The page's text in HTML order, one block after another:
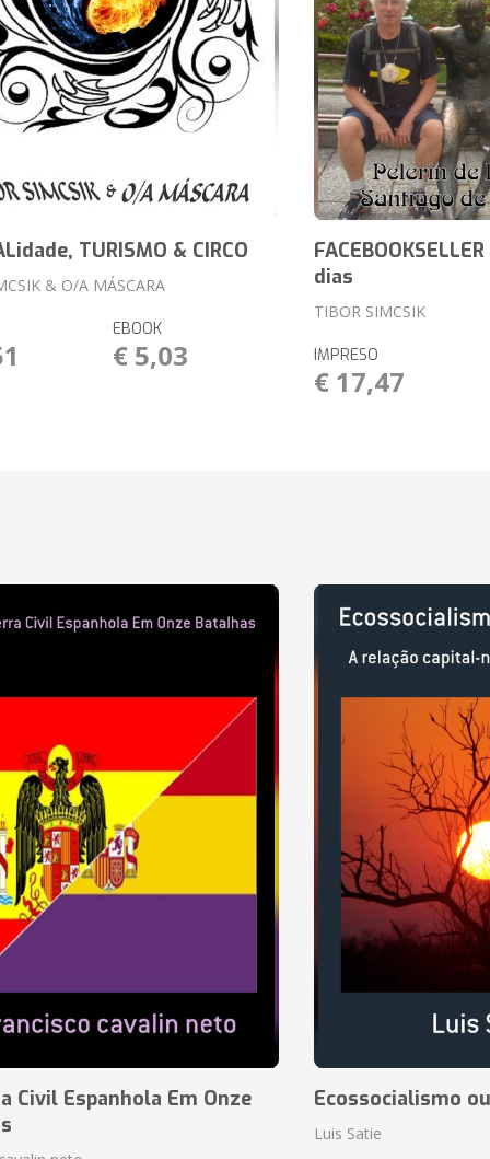
TURISMO & CIRCO
& O/A MÁSCARA
EBOOK
€ 5,03
dias
TIBOR SIMCSIK
IMPRESO
€ 17,47
Civil Espanhola Em Onze
Ecossocialismo
Luis Satie